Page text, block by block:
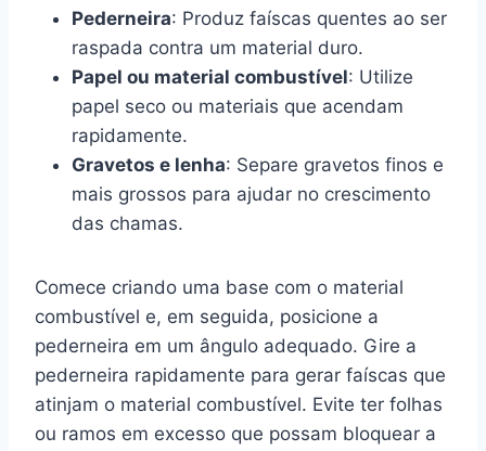
Pederneira: Produz faíscas quentes ao ser
raspada contra um material duro.
Papel ou material combustível: Utilize
papel seco ou materiais que acendam
rapidamente.
Gravetos e lenha: Separe gravetos finos e
mais grossos para ajudar no crescimento
das chamas.
Comece criando uma base com o material
combustível e, em seguida, posicione a
pederneira em um ângulo adequado. Gire a
pederneira rapidamente para gerar faíscas que
atinjam o material combustível. Evite ter folhas
ou ramos em excesso que possam bloquear a